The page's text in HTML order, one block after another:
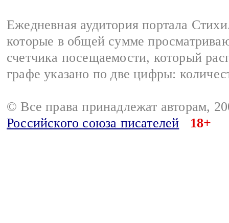
Ежедневная аудитория портала
которые в общей сумме
счетчика посещаемости, который
графе указано по две цифры:
© Все права принадлежат авторам,
Российского союза писателей
18+